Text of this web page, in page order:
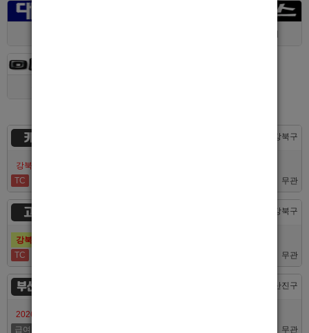
카지노 서울 > 강북구
강북호빠 No1 남보도 프라다 성북, 노원, 강북, 수유 원콜
TC
무관
고추밭 서울 > 강북구
강북호빠 1등 수유 남자도우미(호빠) 고추밭에서 선수 구합니다
TC
무관
부산서면루나 부산 > 부산진구
2026/7/10일 가성비 부산 호스트빠 루나에서 식구 구합니다
급여협의
무관